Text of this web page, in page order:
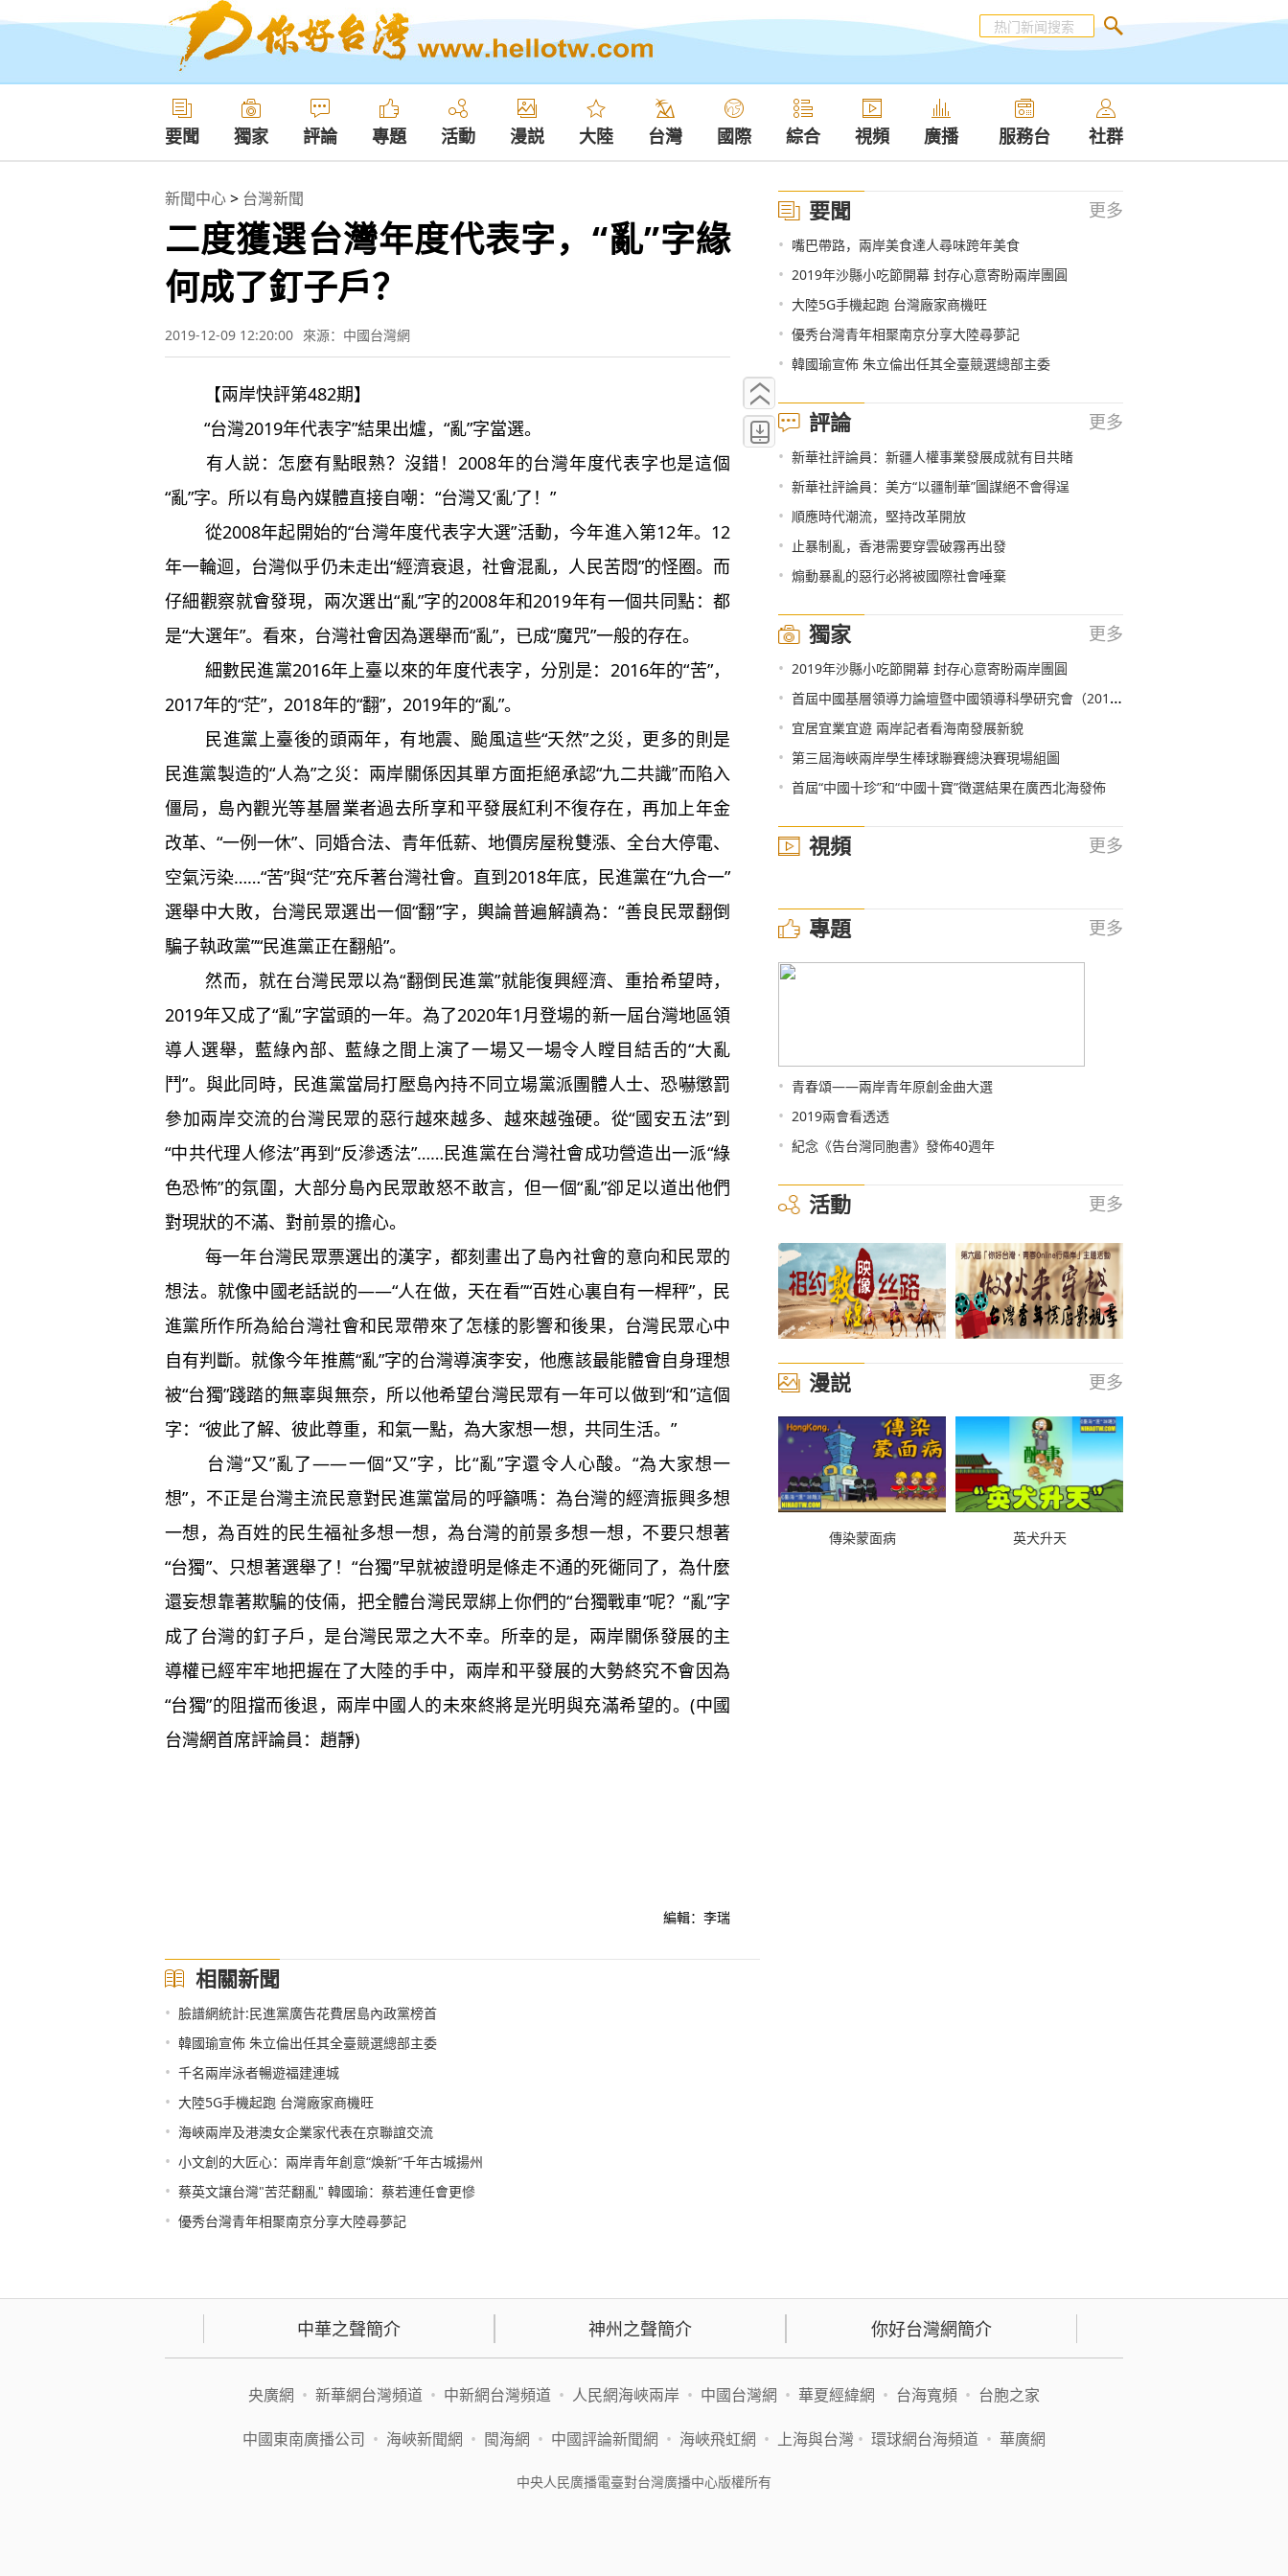
要聞 獨家 評論 專題 活動 漫説 大陸 台灣 國際 綜合 視頻 廣播 服務台 社群
新聞中心> 台灣新聞
二度獲選台灣年度代表字，“亂”字緣
何成了釘子戶？
2019-12-09 12:20:00 來源：中國台灣網
【兩岸快評第482期】
“台灣2019年代表字”結果出爐，“亂”字當選。
有人説：怎麼有點眼熟？沒錯！2008年的台灣年度代表字也是這個
“亂”字。所以有島內媒體直接自嘲：“台灣又‘亂’了！”
從2008年起開始的“台灣年度代表字大選”活動，今年進入第12年。12
年一輪迴，台灣似乎仍未走出“經濟衰退，社會混亂，人民苦悶”的怪圈。而
仔細觀察就會發現，兩次選出“亂”字的2008年和2019年有一個共同點：都
是“大選年”。看來，台灣社會因為選舉而“亂”，已成“魔咒”一般的存在。
細數民進黨2016年上臺以來的年度代表字，分別是：2016年的“苦”，
2017年的“茫”，2018年的“翻”，2019年的“亂”。
民進黨上臺後的頭兩年，有地震、颱風這些“天然”之災，更多的則是
民進黨製造的“人為”之災：兩岸關係因其單方面拒絕承認“九二共識”而陷入
僵局，島內觀光等基層業者過去所享和平發展紅利不復存在，再加上年金
改革、“一例一休”、同婚合法、青年低薪、地價房屋稅雙漲、全台大停電、
空氣污染……“苦”與“茫”充斥著台灣社會。直到2018年底，民進黨在“九合一”
選舉中大敗，台灣民眾選出一個“翻”字，輿論普遍解讀為：“善良民眾翻倒
騙子執政黨”“民進黨正在翻船”。
然而，就在台灣民眾以為“翻倒民進黨”就能復興經濟、重拾希望時，
2019年又成了“亂”字當頭的一年。為了2020年1月登場的新一屆台灣地區領
導人選舉，藍綠內部、藍綠之間上演了一場又一場令人瞠目結舌的“大亂
鬥”。與此同時，民進黨當局打壓島內持不同立場黨派團體人士、恐嚇懲罰
參加兩岸交流的台灣民眾的惡行越來越多、越來越強硬。從“國安五法”到
“中共代理人修法”再到“反滲透法”……民進黨在台灣社會成功營造出一派“綠
色恐怖”的氛圍，大部分島內民眾敢怒不敢言，但一個“亂”卻足以道出他們
對現狀的不滿、對前景的擔心。
每一年台灣民眾票選出的漢字，都刻畫出了島內社會的意向和民眾的
想法。就像中國老話説的——“人在做，天在看”“百姓心裏自有一桿秤”，民
進黨所作所為給台灣社會和民眾帶來了怎樣的影響和後果，台灣民眾心中
自有判斷。就像今年推薦“亂”字的台灣導演李安，他應該最能體會自身理想
被“台獨”踐踏的無辜與無奈，所以他希望台灣民眾有一年可以做到“和”這個
字：“彼此了解、彼此尊重，和氣一點，為大家想一想，共同生活。”
台灣“又”亂了——一個“又”字，比“亂”字還令人心酸。“為大家想一
想”，不正是台灣主流民意對民進黨當局的呼籲嗎：為台灣的經濟振興多想
一想，為百姓的民生福祉多想一想，為台灣的前景多想一想，不要只想著
“台獨”、只想著選舉了！“台獨”早就被證明是條走不通的死衚同了，為什麼
還妄想靠著欺騙的伎倆，把全體台灣民眾綁上你們的“台獨戰車”呢？“亂”字
成了台灣的釘子戶，是台灣民眾之大不幸。所幸的是，兩岸關係發展的主
導權已經牢牢地把握在了大陸的手中，兩岸和平發展的大勢終究不會因為
“台獨”的阻擋而後退，兩岸中國人的未來終將是光明與充滿希望的。(中國
台灣網首席評論員：趙靜)
編輯：李瑞
相關新聞
• 臉譜網統計:民進黨廣告花費居島內政黨榜首
• 韓國瑜宣佈 朱立倫出任其全臺競選總部主委
• 千名兩岸泳者暢遊福建連城
• 大陸5G手機起跑 台灣廠家商機旺
• 海峽兩岸及港澳女企業家代表在京聯誼交流
• 小文創的大匠心：兩岸青年創意“煥新”千年古城揚州
• 蔡英文讓台灣"苦茫翻亂" 韓國瑜：蔡若連任會更慘
• 優秀台灣青年相聚南京分享大陸尋夢記
要聞 更多
• 嘴巴帶路，兩岸美食達人尋味跨年美食
• 2019年沙縣小吃節開幕 封存心意寄盼兩岸團圓
• 大陸5G手機起跑 台灣廠家商機旺
• 優秀台灣青年相聚南京分享大陸尋夢記
• 韓國瑜宣佈 朱立倫出任其全臺競選總部主委
評論 更多
• 新華社評論員：新疆人權事業發展成就有目共睹
• 新華社評論員：美方“以疆制華”圖謀絕不會得逞
• 順應時代潮流，堅持改革開放
• 止暴制亂，香港需要穿雲破霧再出發
• 煽動暴亂的惡行必將被國際社會唾棄
獨家 更多
• 2019年沙縣小吃節開幕 封存心意寄盼兩岸團圓
• 首屆中國基層領導力論壇暨中國領導科學研究會（2019）年會在梅州市梅江區召開
• 宜居宜業宜遊 兩岸記者看海南發展新貌
• 第三屆海峽兩岸學生棒球聯賽總決賽現場組圖
• 首屆“中國十珍”和“中國十寶”徵選結果在廣西北海發佈
視頻 更多
專題 更多
• 青春頌——兩岸青年原創金曲大選
• 2019兩會看透透
• 紀念《告台灣同胞書》發佈40週年
活動 更多
漫説 更多
傳染蒙面病 英犬升天
中華之聲簡介 神州之聲簡介 你好台灣網簡介
央廣網 • 新華網台灣頻道 • 中新網台灣頻道 • 人民網海峽兩岸 • 中國台灣網 • 華夏經緯網 • 台海寬頻 • 台胞之家
中國東南廣播公司 • 海峽新聞網 • 閩海網 • 中國評論新聞網 • 海峽飛虹網 • 上海與台灣 • 環球網台海頻道 • 華廣網
中央人民廣播電臺對台灣廣播中心版權所有